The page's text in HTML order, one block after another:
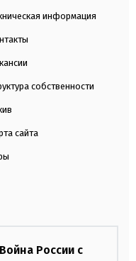
информация
собственности
сайта
Война России с